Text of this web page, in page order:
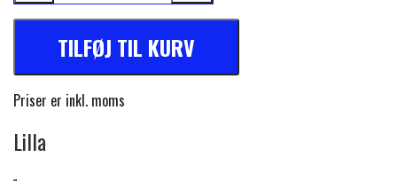
PREMIER EQUINE SADLER
PREMIER EQUINE SADEL TILBEHØR
FORAN EQUINE
TILFØJ TIL KURV
Priser er inkl. moms
Lilla